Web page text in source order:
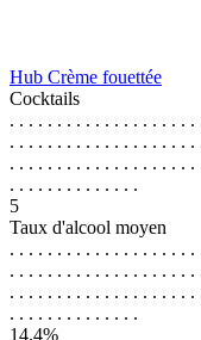
Hub Crème fouettée
Cocktails
. . . . . . . . . . . . . . . . . . .
. . . . . . . . . . . . . . . . . . .
. . . . . . . . . . . . . . . . . . .
. . . . . . . . . . . . . .
5
Taux d'alcool moyen
. . . . . . . . . . . . . . . . . . .
. . . . . . . . . . . . . . . . . . .
. . . . . . . . . . . . . . . . . . .
. . . . . . . . . . . . . .
14.4%